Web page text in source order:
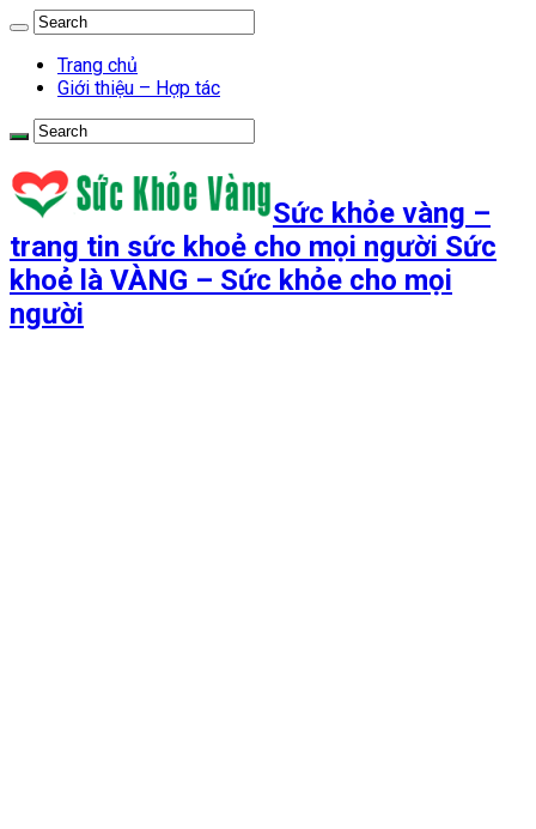
Trang chủ
Giới thiệu – Hợp tác
Sức khỏe vàng –
trang tin sức khoẻ cho mọi người Sức
khoẻ là VÀNG – Sức khỏe cho mọi
người